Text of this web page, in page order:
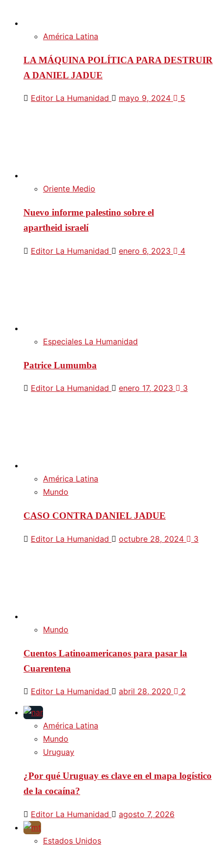
América Latina
LA MÁQUINA POLÍTICA PARA DESTRUIR
A DANIEL JADUE
Editor La Humanidad mayo 9, 2024 5
Oriente Medio
Nuevo informe palestino sobre el
apartheid israelí
Editor La Humanidad enero 6, 2023 4
Especiales La Humanidad
Patrice Lumumba
Editor La Humanidad enero 17, 2023 3
América Latina
Mundo
CASO CONTRA DANIEL JADUE
Editor La Humanidad octubre 28, 2024 3
Mundo
Cuentos Latinoamericanos para pasar la
Cuarentena
Editor La Humanidad abril 28, 2020 2
América Latina
Mundo
Uruguay
¿Por qué Uruguay es clave en el mapa logístico
de la cocaína?
Editor La Humanidad agosto 7, 2026
Estados Unidos